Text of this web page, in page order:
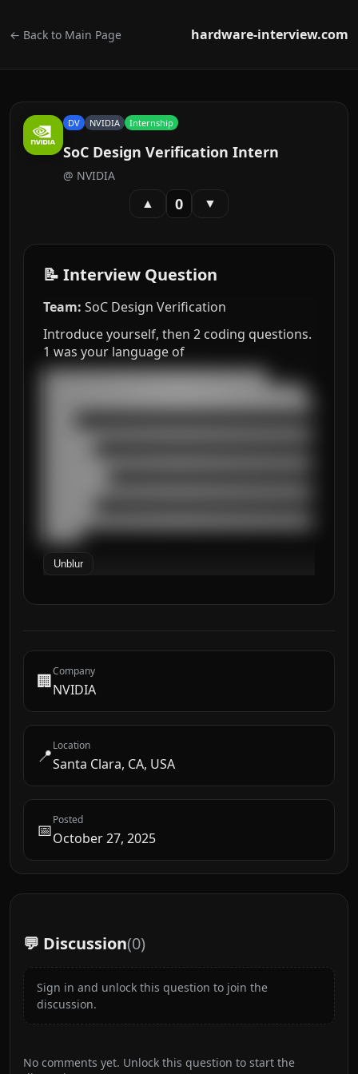
← Back to Main Page hardware-interview.com
DV NVIDIA Internship
SoC Design Verification Intern
@ NVIDIA
▲ 0 ▼
📝 Interview Question
Team: SoC Design Verification
Introduce yourself, then 2 coding questions.
1 was your language of
███████████████████████████████████
█████████████████████████████████████████
██████████████████████████████████████████
██████
Unblur
🏢Company
NVIDIA
📍Location
Santa Clara, CA, USA
📅Posted
October 27, 2025
💬 Discussion(0)
Sign in and unlock this question to join the
discussion.
No comments yet. Unlock this question to start the